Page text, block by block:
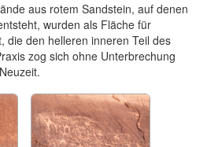
aus rotem Sandstein, auf denen
wurden als Fläche für
die den helleren inneren Teil des
zog sich ohne Unterbrechung